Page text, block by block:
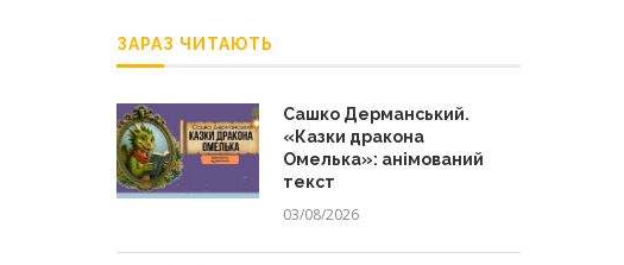
ЗАРАЗ ЧИТАЮТЬ
Сашко Дерманський.
«Казки дракона
Омелька»: анімований
текст
03/08/2026